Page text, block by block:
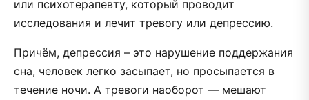
или психотерапевту, который проводит
исследования и лечит тревогу или депрессию.
Причём, депрессия – это нарушение поддержания
сна, человек легко засыпает, но просыпается в
течение ночи. А тревоги наоборот — мешают